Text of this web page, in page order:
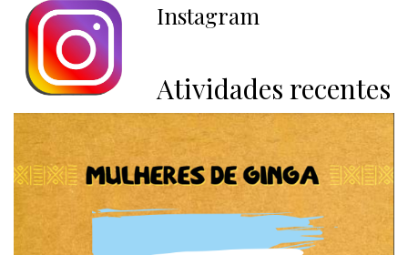
Instagram
Atividades recentes